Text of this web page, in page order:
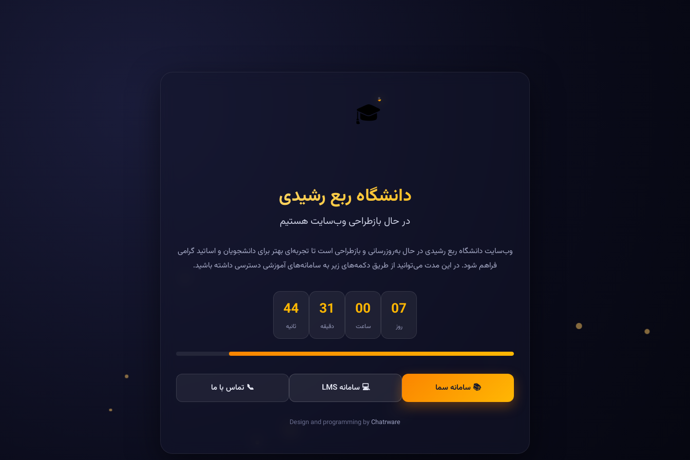
🎓
دانشگاه ربع رشیدی
در حال بازطراحی وب‌سایت هستیم
وب‌سایت دانشگاه ربع رشیدی در حال به‌روزرسانی و بازطراحی است تا تجربه‌ای بهتر برای دانشجویان و اساتید گرامی
فراهم شود. در این مدت می‌توانید از طریق دکمه‌های زیر به سامانه‌های آموزشی دسترسی داشته باشید.
07
روز
00
ساعت
31
دقیقه
44
ثانیه
📚 سامانه سما 💻 سامانه LMS 📞 تماس با ما
Design and programming byChatrware